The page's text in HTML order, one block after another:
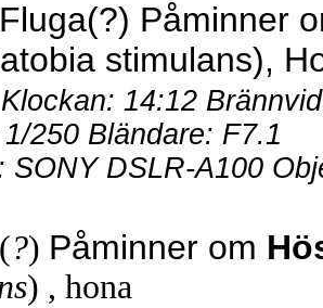
14:12
250 Bländare: F7.1
SONY DSLR-A100
(?) Påminner om
) , hona